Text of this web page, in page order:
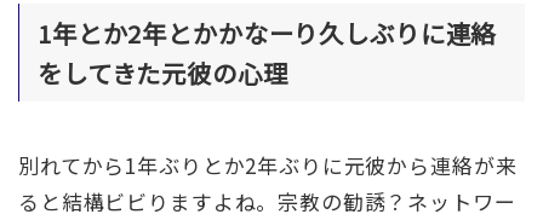
1年とか2年とかかなーり久しぶりに連絡
をしてきた元彼の心理
別れてから1年ぶりとか2年ぶりに元彼から連絡が来
ると結構ビビりますよね。宗教の勧誘？ネットワー